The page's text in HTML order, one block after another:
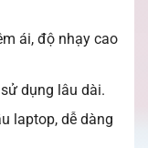
ái, độ nhạy cao
dụng lâu dài.
laptop, dễ dàng